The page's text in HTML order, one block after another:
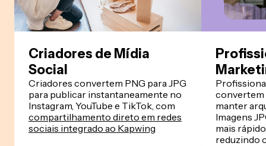
Criadores de Mídia
Social
Criadores convertem PNG para JPG
para publicar instantaneamente no
Instagram, YouTube e TikTok, com
compartilhamento direto em redes
sociais integrado ao Kapwing
convertem
manter
Imagens
mais
reduzindo